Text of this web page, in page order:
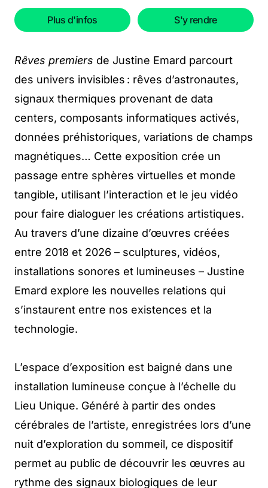
Plus d'infos S'y rendre
Rêves premiers de Justine Emard parcourt
des univers invisibles : rêves d’astronautes,
signaux thermiques provenant de data
centers, composants informatiques activés,
données préhistoriques, variations de champs
magnétiques… Cette exposition crée un
passage entre sphères virtuelles et monde
tangible, utilisant l’interaction et le jeu vidéo
pour faire dialoguer les créations artistiques.
Au travers d’une dizaine d’œuvres créées
entre 2018 et 2026 – sculptures, vidéos,
installations sonores et lumineuses – Justine
Emard explore les nouvelles relations qui
s’instaurent entre nos existences et la
technologie.
L’espace d’exposition est baigné dans une
installation lumineuse conçue à l’échelle du
Lieu Unique. Généré à partir des ondes
cérébrales de l’artiste, enregistrées lors d’une
nuit d’exploration du sommeil, ce dispositif
permet au public de découvrir les œuvres au
rythme des signaux biologiques de leur